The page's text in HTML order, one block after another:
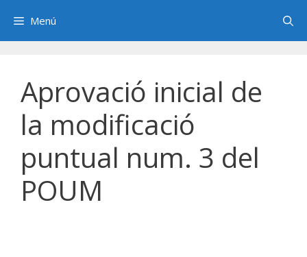
contenido
Menú
Aprovació inicial de
la modificació
puntual num. 3 del
POUM